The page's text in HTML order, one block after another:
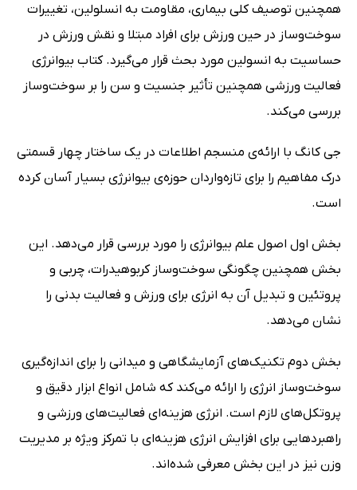
همچنین توصیف کلی بیماری، مقاومت به انسلولین، تغییرات
سوخت‌وساز در حین ورزش برای افراد مبتلا و نقش ورزش در
حساسیت به انسولین مورد بحث قرار می‌گیرد. کتاب بیوانرژی
فعالیت ورزشی همچنین تأثیر جنسیت و سن را بر سوخت‌وساز
بررسی می‌کند.
جی کانگ با ارائه‌ی منسجم اطلاعات در یک ساختار چهار قسمتی
درک مفاهیم را برای تازه‌واردان حوزه‌ی بیوانرژی بسیار آسان کرده
است.
بخش اول اصول علم بیوانرژی را مورد بررسی قرار می‌دهد. این
بخش همچنین چگونگی سوخت‌وساز کربوهیدرات، چربی و
پروتئین و تبدیل آن به انرژی برای ورزش و فعالیت بدنی را
نشان می‌دهد.
بخش دوم تکنیک‌های آزمایشگاهی و میدانی را برای اندازه‌گیری
سوخت‌وساز انرژی را ارائه می‌کند که شامل انواع ابزار دقیق و
پروتکل‌های لازم است. انرژی هزینه‌ای فعالیت‌های ورزشی و
راهبرد‌هایی برای افزایش انرژی هزینه‌ای با تمرکز ویژه بر مدیریت
وزن نیز در این بخش معرفی شده‌اند.